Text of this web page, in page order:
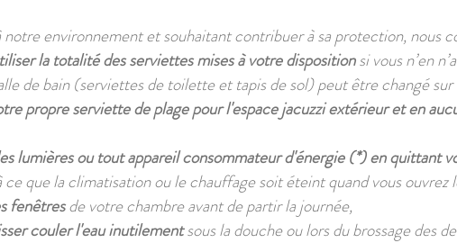
notre environnement et souhaitant contribuer à sa protection, nous
la totalité des serviettes mises à votre dispositionsi vous n’en
de bain (serviettes de toilette et tapis de sol) peut être changé sur
propre serviette de plage pour l'espace jacuzzi extérieur et en
lumières ou tout appareil consommateur d'énergie (*) en quittant
ce que la climatisation ou le chauffage soit éteint quand vous
fenêtresde votre chambre avant de partir la journée,
couler l'eau inutilementsous la douche ou lors du brossage des